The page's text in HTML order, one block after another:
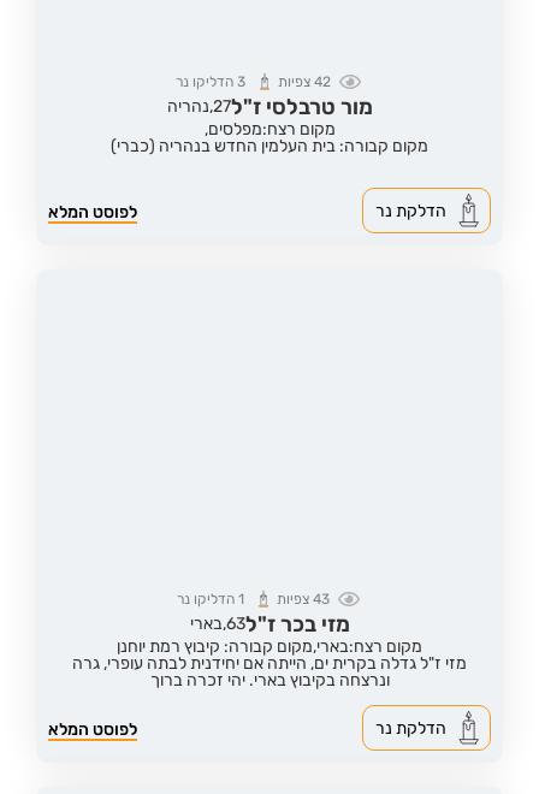
42צפיות 3 הדליקו נר
מור טרבלסי ז"ל27, נהריה
מקום רצח:מפלסים,
מקום קבורה: בית העלמין החדש בנהריה (כברי)
לפוסט המלא הדלקת נר
43צפיות 1 הדליקו נר
מזי בכר ז"ל63,בארי
מקום רצח:בארי,מקום קבורה: קיבוץ רמת יוחנן
מזי ז"ל גדלה בקרית ים, הייתה אם יחידנית לבתה עופרי, גרה
ונרצחה בקיבוץ בארי. יהי זכרה ברוך
לפוסט המלא הדלקת נר